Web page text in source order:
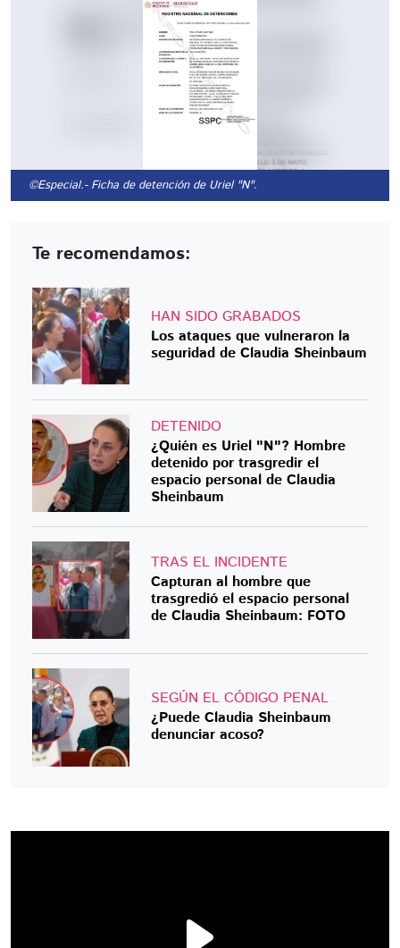
©Especial.- Ficha de detención de Uriel "N".
Te recomendamos:
HAN SIDO GRABADOS
Los ataques que vulneraron la
seguridad de Claudia Sheinbaum
DETENIDO
¿Quién es Uriel "N"? Hombre
detenido por trasgredir el
espacio personal de Claudia
Sheinbaum
TRAS EL INCIDENTE
Capturan al hombre que
trasgredió el espacio personal
de Claudia Sheinbaum: FOTO
SEGÚN EL CÓDIGO PENAL
¿Puede Claudia Sheinbaum
denunciar acoso?